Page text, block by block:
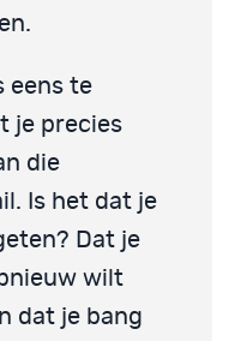
eens te
je precies
die
Is het dat je
Dat je
wilt
dat je bang